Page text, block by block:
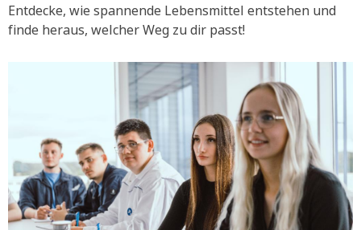
Entdecke, wie spannende Lebensmittel entstehen und
finde heraus, welcher Weg zu dir passt!